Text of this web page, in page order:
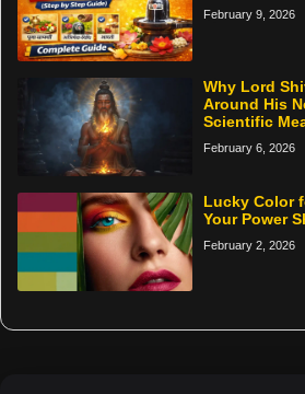
February 9, 2026
Why Lord
Around His
Scientific
February 6, 2026
Lucky Color
Your Power
February 2, 2026